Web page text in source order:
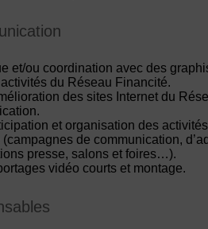
et/ou coordination avec des
du Réseau Financité.
des sites Internet du
et organisation des
de communication,
presse, salons et foires…).
vidéo courts et montage.